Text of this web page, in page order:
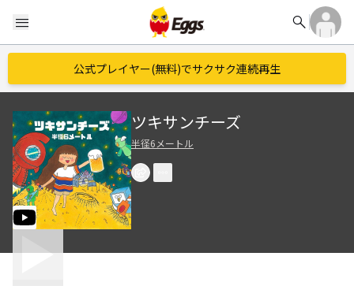
menu search
公式プレイヤー(無料)でサクサク連続再生
ツキサンチーズ
半径6メートル